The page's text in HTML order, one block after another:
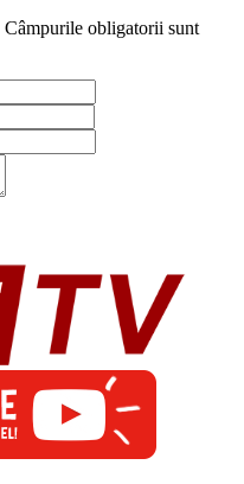
Câmpurile obligatorii sunt